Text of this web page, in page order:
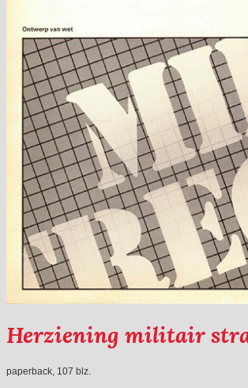
Herziening militair
paperback, 107 blz.